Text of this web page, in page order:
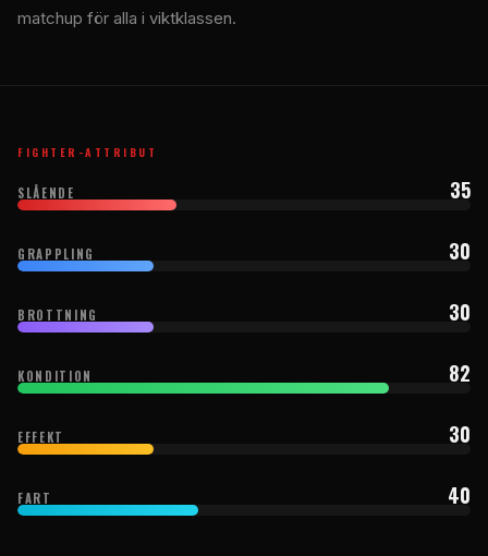
matchup för alla i viktklassen.
FIGHTER-ATTRIBUT
SLÅENDE 35
GRAPPLING 30
BROTTNING 30
KONDITION 82
EFFEKT 30
FART 40